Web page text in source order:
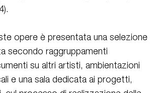
opere è presentata una selezione
secondo raggruppamenti
su altri artisti, ambientazioni
e una sala dedicata ai progetti,